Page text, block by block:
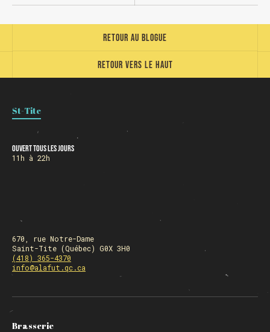
Retour vers le haut
Retour au blogue
St-Tite
Ouvert tous les jours
11h à 22h
670, rue Notre-Dame
Saint-Tite (Québec) G0X 3H0
(418) 365-4370
info@alafut.qc.ca
Brasserie
FERMÉ 31 déc. et 01 janvier